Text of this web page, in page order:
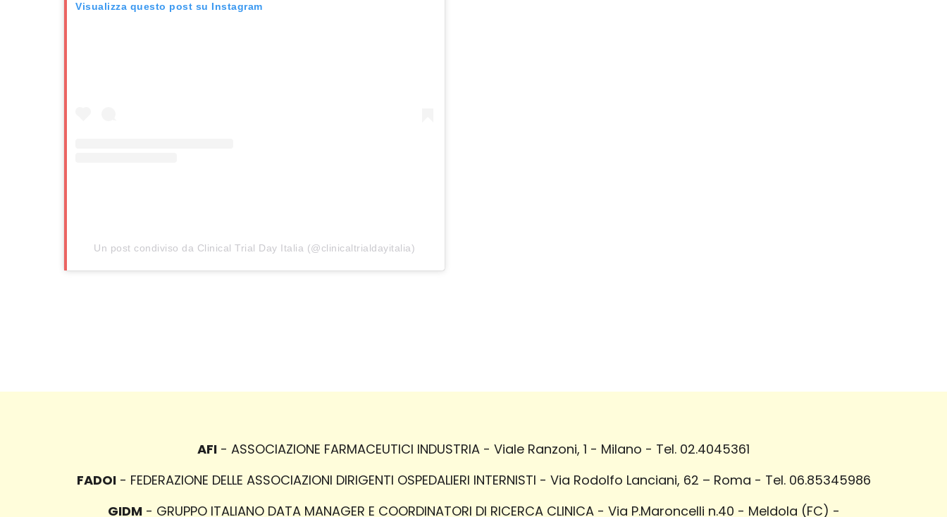
Visualizza questo post su Instagram
Un post condiviso da Clinical Trial Day Italia (@clinicaltrialdayitalia)
AFI - ASSOCIAZIONE FARMACEUTICI INDUSTRIA - Viale Ranzoni, 1 - Milano - Tel. 02.4045361
FADOI- FEDERAZIONE DELLE ASSOCIAZIONI DIRIGENTI OSPEDALIERI INTERNISTI - Via Rodolfo Lanciani, 62 – Roma - Tel. 06.85345986
GIDM- GRUPPO ITALIANO DATA MANAGER E COORDINATORI DI RICERCA CLINICA - Via P.Maroncelli n.40 - Meldola (FC) -